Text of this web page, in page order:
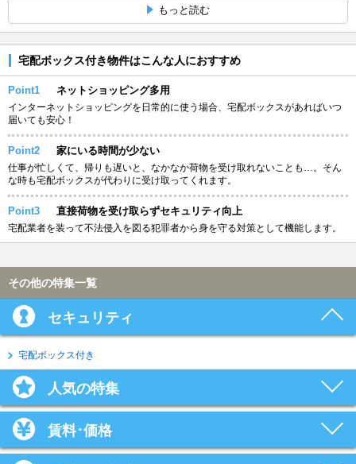
もっと読む
宅配ボックス付き物件はこんな人におすすめ
Point1 ネットショッピング多用
インターネットショッピングを日常的に使う場合、宅配ボックスがあればいつ
届いても安心！
Point2 家にいる時間が少ない
仕事が忙しくて、帰りも遅いと、なかなか荷物を受け取れないことも…。そん
な時も宅配ボックスが代わりに受け取ってくれます。
Point3 直接荷物を受け取らずセキュリティ向上
宅配業者を装って不法侵入を図る犯罪者から身を守る対策として機能します。
その他の特集一覧
セキュリティ
宅配ボックス付き
人気の特集
賃料･価格